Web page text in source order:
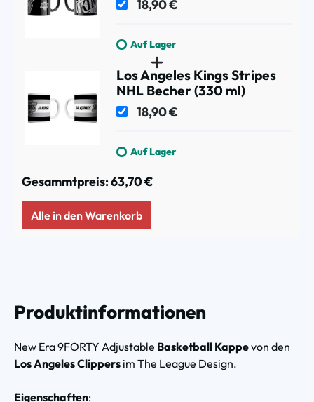
18,90 €
Auf Lager
Los Angeles Kings Stripes
NHL Becher (330 ml)
18,90 €
Auf Lager
Gesammtpreis:63,70 €
Alle in den Warenkorb
Produktinformationen
New Era 9FORTY Adjustable Basketball Kappevon den
Los Angeles Clippers im The League Design.
Eigenschaften: